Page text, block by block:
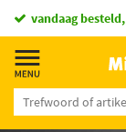
vandaag besteld,